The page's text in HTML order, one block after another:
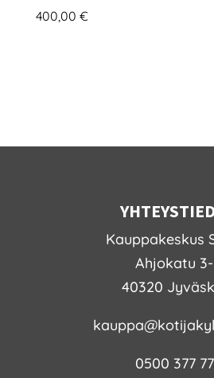
400,00 €
Kauppakeskus
Ahjokatu
40320
0500 377